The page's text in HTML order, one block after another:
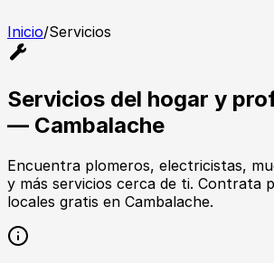
Inicio/Servicios
Servicios del hogar y
— Cambalache
Encuentra plomeros, electricistas,
y más servicios cerca de ti. Contrata
locales gratis en Cambalache.